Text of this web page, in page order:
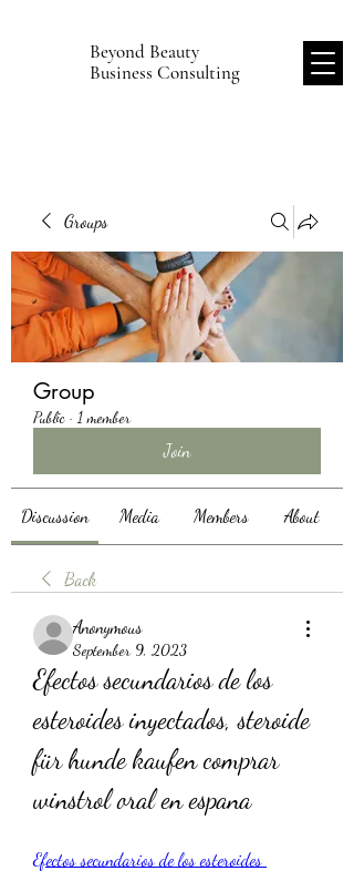
Beyond Beauty
Business Consulting
Groups
Group
Public · 1 member
Join
Discussion Media Members About
Back
Anonymous
September 9, 2023
Efectos secundarios de los
esteroides inyectados, steroide
für hunde kaufen comprar
winstrol oral en espana
Efectos secundarios de los esteroides